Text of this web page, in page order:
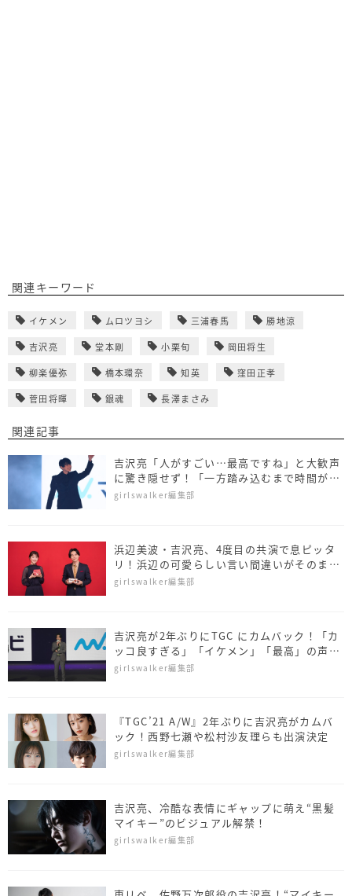
関連キーワード
イケメン ムロツヨシ 三浦春馬 勝地涼
吉沢亮 堂本剛 小栗旬 岡田将生
柳楽優弥 橋本環奈 知英 窪田正孝
菅田将暉 銀魂 長澤まさみ
関連記事
吉沢亮「人がすごい…最高ですね」と大歓声
に驚き隠せず！「一方踏み込むまで時間がか
かるタイプ」と自己分析も
girlswalker編集部
浜辺美波・吉沢亮、4度目の共演で息ピッタ
リ！浜辺の可愛らしい言い間違いがそのまま
OKに！？
girlswalker編集部
吉沢亮が2年ぶりにTGC にカムバック！「カ
ッコ良すぎる」「イケメン」「最高」の声
《TGC 2021 AW》
girlswalker編集部
『TGC’21 A/W』2年ぶりに吉沢亮がカムバ
ック！西野七瀬や松村沙友理らも出演決定
girlswalker編集部
吉沢亮、冷酷な表情にギャップに萌え“黒髪
マイキー”のビジュアル解禁！
girlswalker編集部